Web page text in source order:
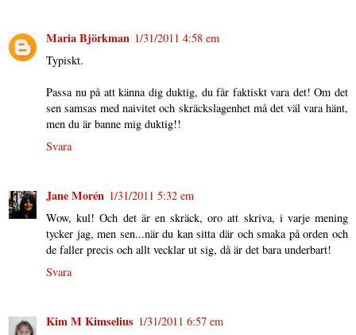
Maria Björkman 1/31/2011 4:58 em
Typiskt.
Passa nu på att känna dig duktig, du får faktiskt vara det! Om det
sen samsas med naivitet och skräckslagenhet må det väl vara hänt,
men du är banne mig duktig!!
Svara
Jane Morén 1/31/2011 5:32 em
Wow, kul! Och det är en skräck, oro att skriva, i varje mening
tycker jag, men sen...när du kan sitta där och smaka på orden och
de faller precis och allt vecklar ut sig, då är det bara underbart!
Svara
Kim M Kimselius 1/31/2011 6:57 em